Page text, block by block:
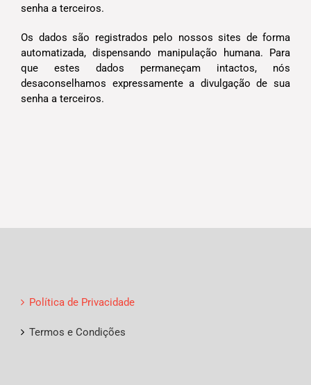
senha a terceiros.
Os dados são registrados pelo nossos sites de forma
automatizada, dispensando manipulação humana. Para
que estes dados permaneçam intactos, nós
desaconselhamos expressamente a divulgação de sua
senha a terceiros.
Política de Privacidade
Termos e Condições